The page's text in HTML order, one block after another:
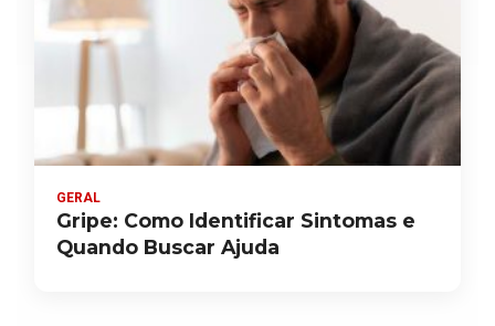
GERAL
Gripe: Como Identificar Sintomas e
Quando Buscar Ajuda